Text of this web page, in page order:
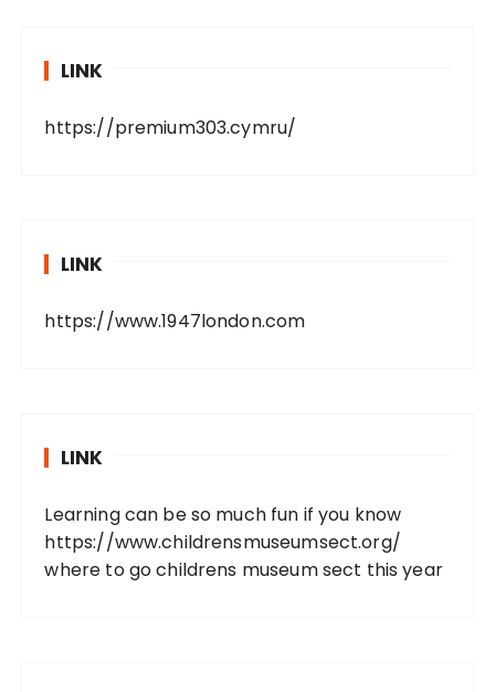
LINK
https://premium303.cymru/
LINK
https://www.1947london.com
LINK
Learning can be so much fun if you know
https://www.childrensmuseumsect.org/
where to go childrens museum sect this year